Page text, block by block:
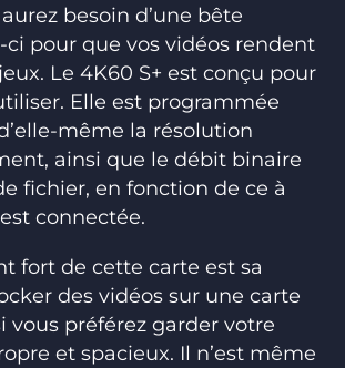
besoin d’une bête
pour que vos vidéos rendent
Le 4K60 S+ est conçu pour
Elle est programmée
même la résolution
ainsi que le débit binaire
fichier, en fonction de ce à
connectée.
fort de cette carte est sa
des vidéos sur une carte
vous préférez garder votre
et spacieux. Il n’est même